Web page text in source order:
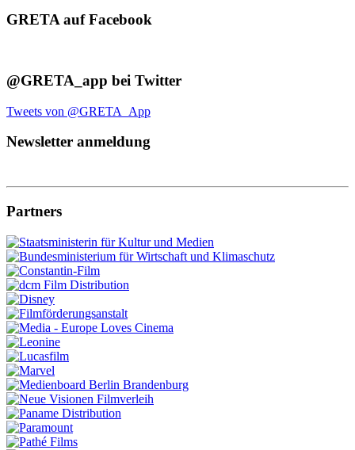
GRETA auf Facebook
@GRETA_app bei Twitter
Tweets von @GRETA_App
Newsletter anmeldung
Partners